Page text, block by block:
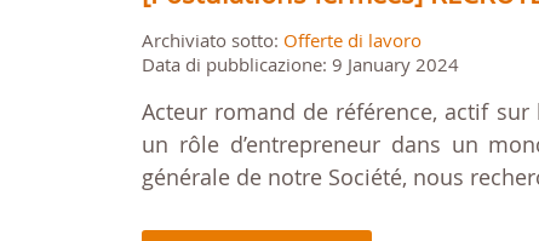
Archiviato sotto: Offerte di lavoro
Data di pubblicazione: 9 January 2024
Acteur romand de référence, actif sur
un rôle d’entrepreneur dans un
générale de notre Société, nous